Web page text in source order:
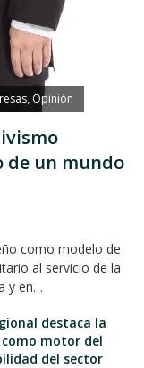
, Opinión
un mundo
como modelo de
al servicio de la
y en…
destaca la
motor del
del sector